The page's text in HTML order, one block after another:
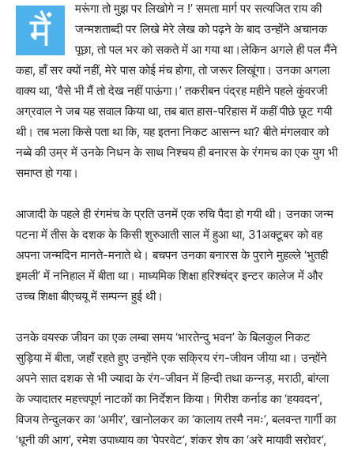
मैं
मरूंगा तो मुझ पर लिखोगे न !’ समता मार्ग पर सत्यजित राय की
जन्मशताब्दी पर लिखे मेरे लेख को पढ़ने के बाद उन्होंने अचानक
पूछा, तो पल भर को सकते में आ गया था।लेकिन अगले ही पल मैंने
कहा, हॉं सर क्यों नहीं, मेरे पास कोई मंच होगा, तो जरूर लिखूंगा। उनका अगला
वाक्य था, ‘वैसे भी मैं तो देख नहीं पाऊंगा।’ तकरीबन पंद्रह महीने पहले कुंवरजी
अग्रवाल ने जब यह सवाल किया था, तब बात हास-परिहास में कहीं पीछे छूट गयी
थी। तब भला किसे पता था कि, यह इतना निकट आसन्न था? बीते मंगलवार को
नब्बे की उम्र में उनके निधन के साथ निश्चय ही बनारस के रंगमच का एक युग भी
समाप्त हो गया।
आजादी के पहले ही रंगमंच के प्रति उनमें एक रुचि पैदा हो गयी थी। उनका जन्म
पटना में तीस के दशक के किसी शुरुआती साल में हुआ था, 31अक्टूबर को वह
अपना जन्मदिन मानते-मनाते थे। बचपन उनका बनारस के पुराने मुहल्ले ‘भुतही
इमली’ में ननिहाल में बीता था। माध्यमिक शिक्षा हरिश्चंद्र इन्टर कालेज में और
उच्च शिक्षा बीएचयू में सम्पन्न हुई थी।
उनके वयस्क जीवन का एक लम्बा समय ‘भारतेन्दु भवन’ के बिलकुल निकट
सुड़िया में बीता, जहॉं रहते हुए उन्होंने एक सक्रिय रंग-जीवन जीया था। उन्होंने
अपने सात दशक से भी ज्यादा के रंग-जीवन में हिन्दी तथा कन्नड़, मराठी, बांग्ला
के ज्यादातर महत्त्वपूर्ण नाटकों का निर्देशन किया। गिरीश कर्नाड का ‘हयवदन’,
विजय तेन्दुलकर का ‘अमीर’, खानोलकर का ‘कालाय तस्मै नमः’, बलवन्त गार्गी का
‘धूनी की आग’, रमेश उपाध्याय का ‘पेपरवेट’, शंकर शेष का ‘अरे मायावी सरोवर’,